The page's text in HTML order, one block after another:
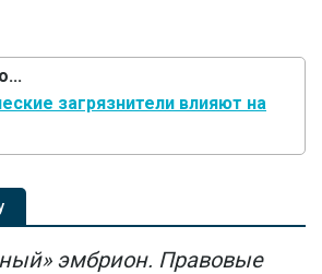
загрязнители влияют на
эмбрион. Правовые